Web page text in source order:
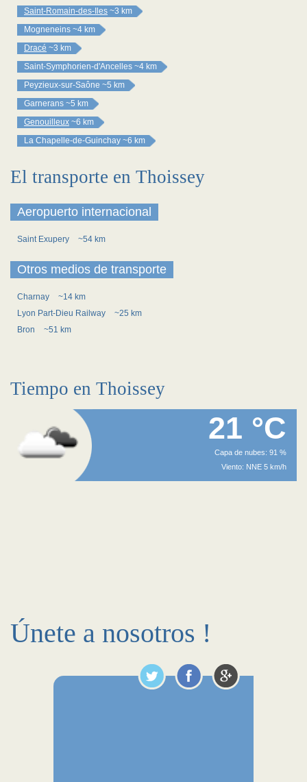
Saint-Romain-des-Iles ~3 km
Mogneneins ~4 km
Dracé ~3 km
Saint-Symphorien-d'Ancelles ~4 km
Peyzieux-sur-Saône ~5 km
Garnerans ~5 km
Genouilleux ~6 km
La Chapelle-de-Guinchay ~6 km
El transporte en Thoissey
Aeropuerto internacional
Saint Exupery ~54 km
Otros medios de transporte
Charnay
~14 km
Lyon Part-Dieu Railway
~25 km
Bron
~51 km
Tiempo en Thoissey
21 °C
Capa de nubes: 91 %
Viento: NNE 5 km/h
Únete a nosotros !